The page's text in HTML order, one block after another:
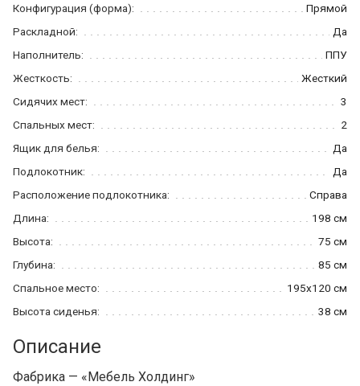
Конфигурация (форма):
Прямой
Раскладной:
Да
Наполнитель:
ППУ
Жесткость:
Жесткий
Сидячих мест:
3
Спальных мест:
2
Ящик для белья:
Да
Подлокотник:
Да
Расположение подлокотника:
Справа
Длина:
198 см
Высота:
75 см
Глубина:
85 см
Спальное место:
195x120 см
Высота сиденья:
38 см
Описание
Фабрика — «Мебель Холдинг»